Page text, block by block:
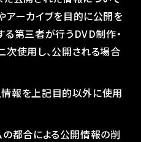
アーカイブを目的に公開を
る第三者が行うDVD制作・
次使用し、公開される場合
報を上記目的以外に使用
の都合による公開情報の削